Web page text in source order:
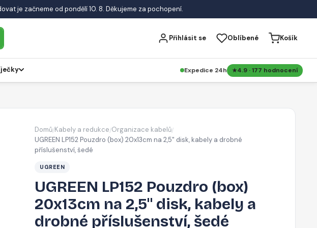
je začneme od pondělí 10. 8. Děkujeme za pochopení.
Přihlásit se Oblíbené Košík
Expedice 24h 4.9 · 177 hodnocení
Domů/Kabely a redukce/Organizace kabelů/
UGREEN LP152 Pouzdro (box) 20x13cm na 2,5" disk, kabely a drobné
příslušenství, šedé
UGREEN
UGREEN LP152 Pouzdro (box)
20x13cm na 2,5" disk, kabely a
drobné příslušenství, šedé